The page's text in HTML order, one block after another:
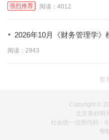
强烈推荐 阅读：4012
· 2026年10月《财务管理学》
阅读：2943
暂
Copyright ©
北京美好明
社会统一信用代码：
帮